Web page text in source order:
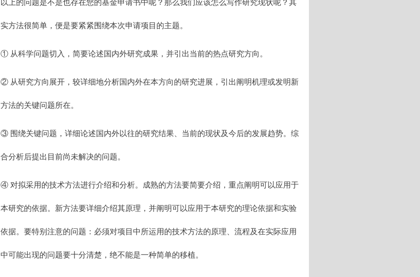
以上的问题是不是也存在您的基金申请书中呢？那么我们应该怎么写作研究现状呢？其
实方法很简单，便是要紧紧围绕本次申请项目的主题。
① 从科学问题切入，简要论述国内外研究成果，并引出当前的热点研究方向。
② 从研究方向展开，较详细地分析国内外在本方向的研究进展，引出阐明机理或发明新
方法的关键问题所在。
③ 围绕关键问题，详细论述国内外以往的研究结果、当前的现状及今后的发展趋势。综
合分析后提出目前尚未解决的问题。
④ 对拟采用的技术方法进行介绍和分析。成熟的方法要简要介绍，重点阐明可以应用于
本研究的依据。新方法要详细介绍其原理，并阐明可以应用于本研究的理论依据和实验
依据。要特别注意的问题：必须对项目中所运用的技术方法的原理、流程及在实际应用
中可能出现的问题要十分清楚，绝不能是一种简单的移植。